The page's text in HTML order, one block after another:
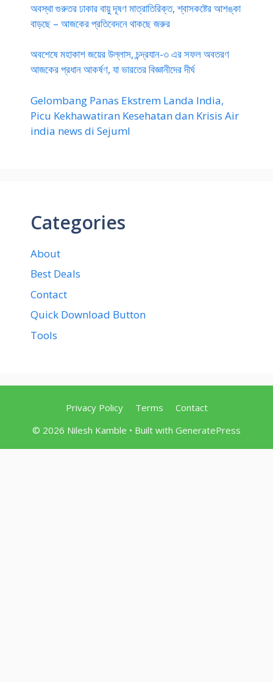
অবস্থা গুরুতর ঢাকার বায়ু দূষণ মাত্রাতিরিক্ত, শ্বাসকষ্টের আশঙ্কা
বাড়ছে – আজকের প্রতিবেদনে থাকছে জরুর
অবশেষে মহাকাশ জয়ের উল্লাস, চন্দ্রযান-৩ এর সফল অবতরণ
আজকের প্রধান আকর্ষণ, যা ভারতের বিজ্ঞানীদের দীর্ঘ
Gelombang Panas Ekstrem Landa India,
Picu Kekhawatiran Kesehatan dan Krisis Air
india news di Sejuml
Categories
About
Best Deals
Contact
Quick Download Button
Tools
Privacy Policy Terms
Contact
© 2026 Nilesh Kamble • Built with GeneratePress